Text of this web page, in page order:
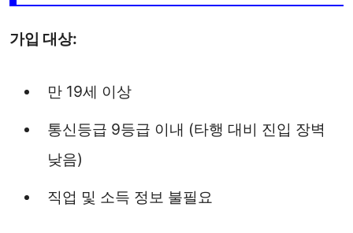
가입 대상:
만 19세 이상
통신등급 9등급 이내 (타행 대비 진입 장벽
낮음)
직업 및 소득 정보 불필요